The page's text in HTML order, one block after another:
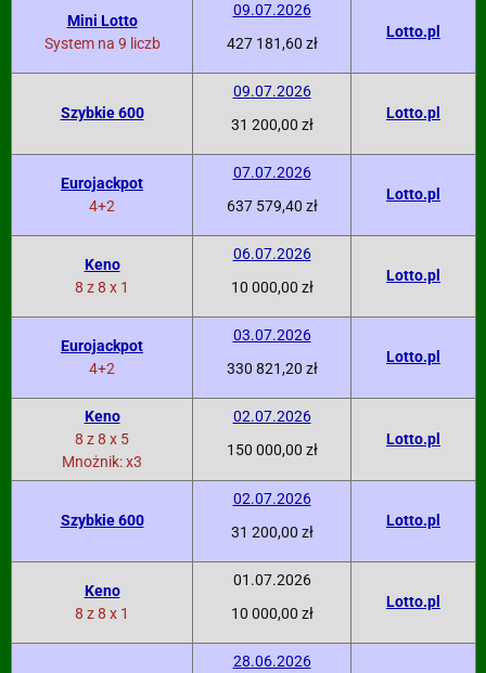
Mini Lotto
System na 9 liczb
09.07.2026
427 181,60 zł
Lotto.pl
Szybkie 600
09.07.2026
31 200,00 zł
Lotto.pl
Eurojackpot
4+2
07.07.2026
637 579,40 zł
Lotto.pl
Keno
8 z 8 x 1
06.07.2026
10 000,00 zł
Lotto.pl
Eurojackpot
4+2
03.07.2026
330 821,20 zł
Lotto.pl
Keno
8 z 8 x 5
Mnożnik: x3
02.07.2026
150 000,00 zł
Lotto.pl
Szybkie 600
02.07.2026
31 200,00 zł
Lotto.pl
Keno
8 z 8 x 1
01.07.2026
10 000,00 zł
Lotto.pl
28.06.2026